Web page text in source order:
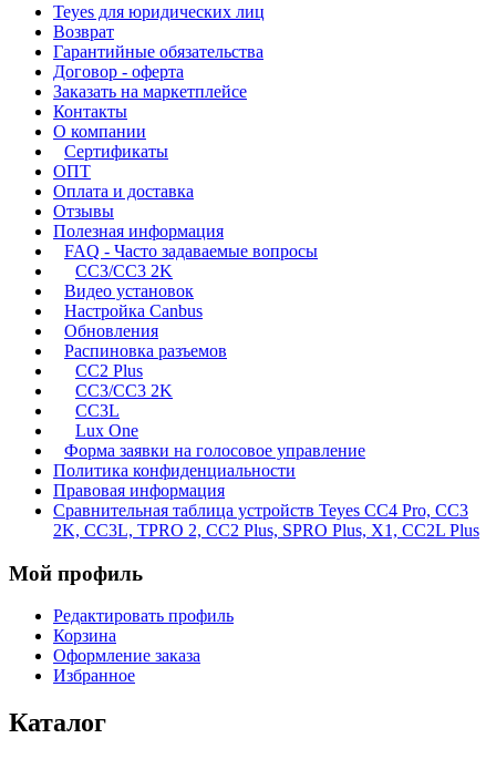
Teyes для юридических лиц
Возврат
Гарантийные обязательства
Договор - оферта
Заказать на маркетплейсе
Контакты
О компании
Сертификаты
ОПТ
Оплата и доставка
Отзывы
Полезная информация
FAQ - Часто задаваемые вопросы
СС3/CC3 2K
Видео установок
Настройка Canbus
Обновления
Распиновка разъемов
CC2 Plus
CC3/CC3 2K
CC3L
Lux One
Форма заявки на голосовое управление
Политика конфиденциальности
Правовая информация
Сравнительная таблица устройств Teyes CC4 Pro, CC3
2K, CC3L, TPRO 2, CC2 Plus, SPRO Plus, X1, CC2L Plus
Мой профиль
Редактировать профиль
Корзина
Оформление заказа
Избранное
Каталог